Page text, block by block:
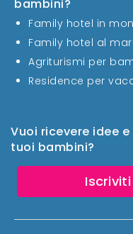
Vuoi ricevere idee
tuoi bambini?
bambini?
Family hotel in
Family hotel al
Agriturismi per
Residence per